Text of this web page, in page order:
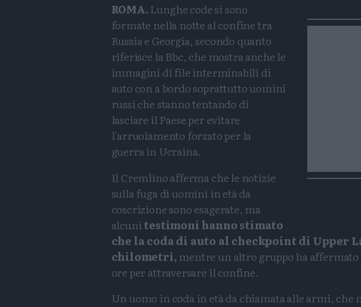
ROMA.Lunghe code si sono
formate nella notte al confine tra
Russia e Georgia, secondo quanto
riferisce la Bbc, che mostra anche le
immagini di file interminabili di
auto con a bordo soprattutto uomini
russi che stanno tentando di
lasciare il Paese per evitare
l'arruolamento forzato per la
guerra in Ucraina.
Il Cremlino afferma che le notizie
sulla fuga di uomini in età da
coscrizione sono esagerate, ma
alcunitestimoni hanno stimato
che la coda di auto al checkpoint di Upper
chilometri,mentre un altro gruppo ha affermato
ore per attraversare il confine.
Un uomo in coda in età da chiamata alle armi, che